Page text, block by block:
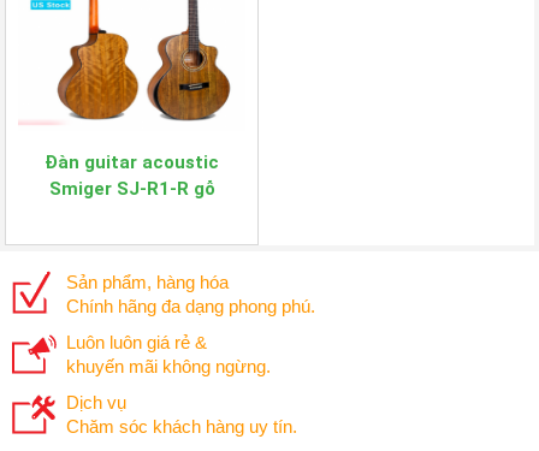
Đàn guitar acoustic
Smiger SJ-R1-R gỗ
Sản phẩm, hàng hóa
Chính hãng đa dạng phong phú.
Luôn luôn giá rẻ &
khuyến mãi không ngừng.
Dịch vụ
Chăm sóc khách hàng uy tín.